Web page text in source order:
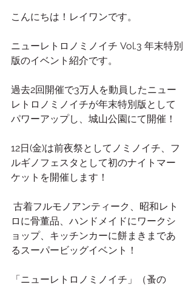
こんにちは！レイワンです。
ニューレトロノミノイチ Vol.3 年末特別
版のイベント紹介です。
過去2回開催で3万人を動員したニュー
レトロノミノイチが年末特別版として
パワーアップし、城山公園にて開催！
12日(金)は前夜祭としてノミノイチ、フ
ルギノフェスタとして初のナイトマー
ケットを開催します！
古着フルモノアンティーク、昭和レト
ロに骨董品、ハンドメイドにワークシ
ョップ、キッチンカーに餅まきまであ
るスーパービッグイベント！
「ニューレトロノミノイチ」（蚤の